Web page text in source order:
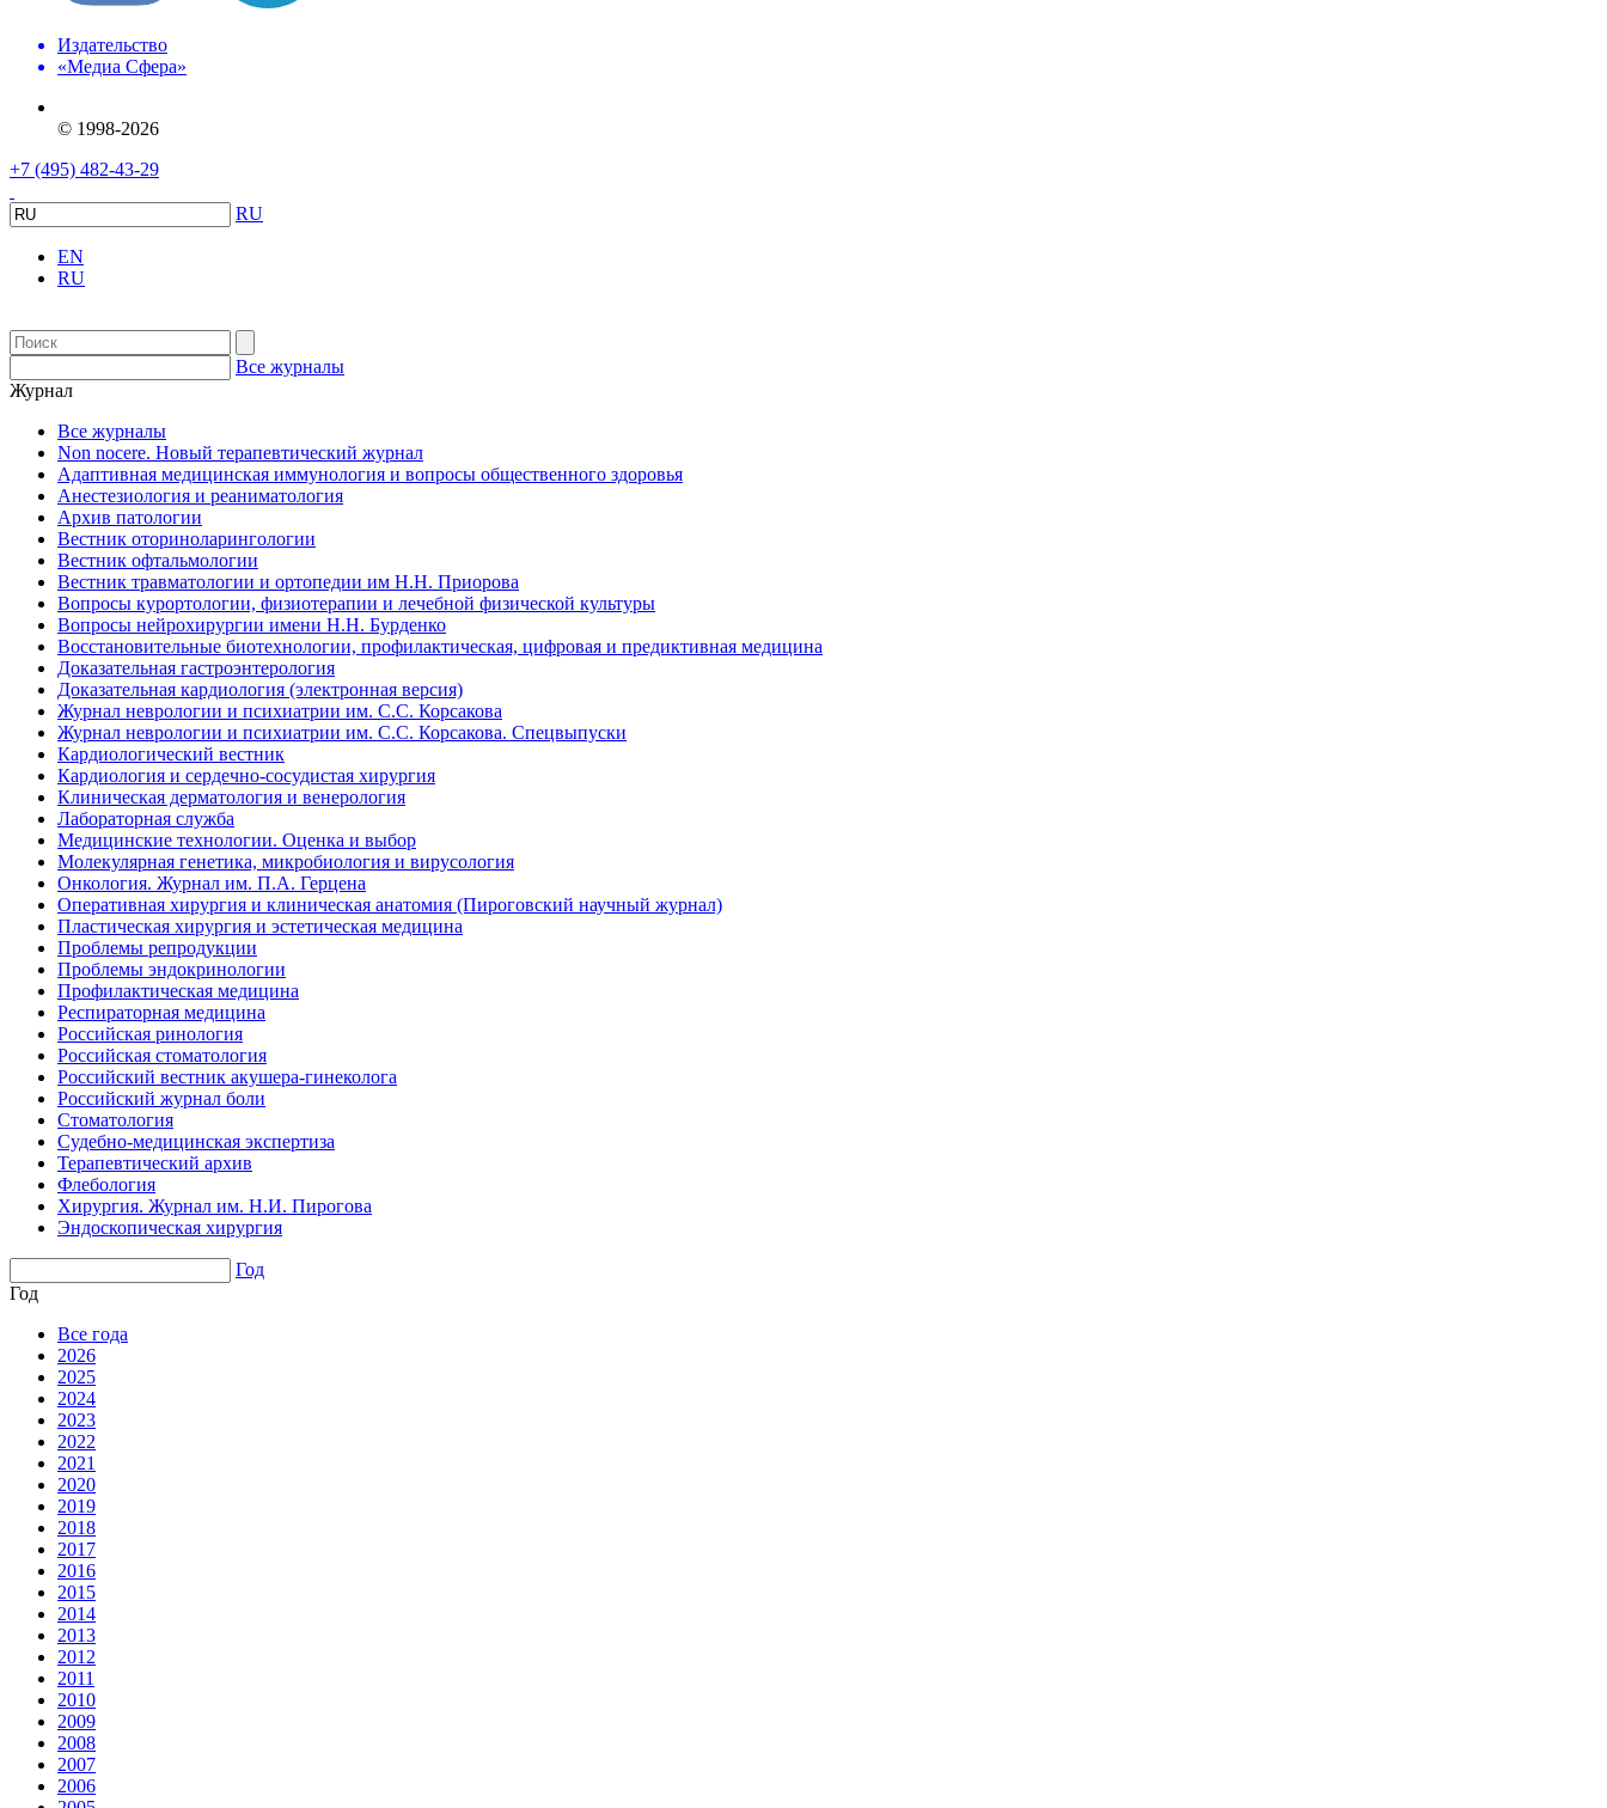
Издательство
«Медиа Сфера»
© 1998-2026
+7 (495) 482-43-29
RU
EN
RU
Все журналы
Журнал
Все журналы
Non nocere. Новый терапевтический журнал
Адаптивная медицинская иммунология и вопросы общественного здоровья
Анестезиология и реаниматология
Архив патологии
Вестник оториноларингологии
Вестник офтальмологии
Вестник травматологии и ортопедии им Н.Н. Приорова
Вопросы курортологии, физиотерапии и лечебной физической культуры
Вопросы нейрохирургии имени Н.Н. Бурденко
Восстановительные биотехнологии, профилактическая, цифровая и предиктивная медицина
Доказательная гастроэнтерология
Доказательная кардиология (электронная версия)
Журнал неврологии и психиатрии им. С.С. Корсакова
Журнал неврологии и психиатрии им. С.С. Корсакова. Спецвыпуски
Кардиологический вестник
Кардиология и сердечно-сосудистая хирургия
Клиническая дерматология и венерология
Лабораторная служба
Медицинские технологии. Оценка и выбор
Молекулярная генетика, микробиология и вирусология
Онкология. Журнал им. П.А. Герцена
Оперативная хирургия и клиническая анатомия (Пироговский научный журнал)
Пластическая хирургия и эстетическая медицина
Проблемы репродукции
Проблемы эндокринологии
Профилактическая медицина
Респираторная медицина
Российская ринология
Российская стоматология
Российский вестник акушера-гинеколога
Российский журнал боли
Стоматология
Судебно-медицинская экспертиза
Терапевтический архив
Флебология
Хирургия. Журнал им. Н.И. Пирогова
Эндоскопическая хирургия
Год
Год
Все года
2026
2025
2024
2023
2022
2021
2020
2019
2018
2017
2016
2015
2014
2013
2012
2011
2010
2009
2008
2007
2006